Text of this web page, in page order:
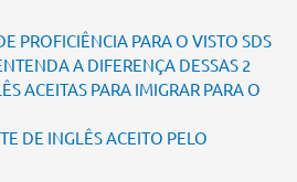
PROFICIÊNCIA PARA O VISTO SDS
A DIFERENÇA DESSAS 2
ACEITAS PARA IMIGRAR PARA O
DE INGLÊS ACEITO PELO